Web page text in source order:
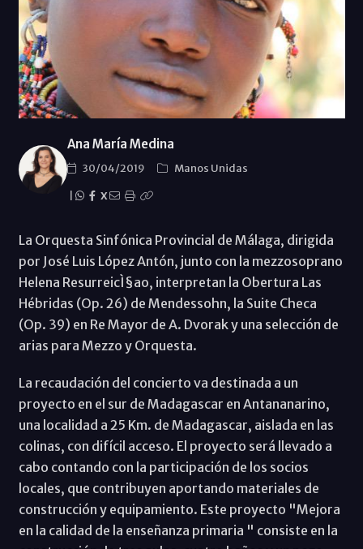
Ana María Medina
30/04/2019
Manos Unidas
X
La Orquesta Sinfónica Provincial de Málaga, dirigida
por José Luis López Antón, junto con la mezzosoprano
Helena ResurreicÌ§ao, interpretan la Obertura Las
Hébridas (Op. 26) de Mendessohn, la Suite Checa
(Op. 39) en Re Mayor de A. Dvorak y una selección de
arias para Mezzo y Orquesta.
La recaudación del concierto va destinada a un
proyecto en el sur de Madagascar en Antananarino,
una localidad a 25 Km. de Madagascar, aislada en las
colinas, con difícil acceso. El proyecto será llevado a
cabo contando con la participación de los socios
locales, que contribuyen aportando materiales de
construcción y equipamiento. Este proyecto "Mejora
en la calidad de la enseñanza primaria " consiste en la